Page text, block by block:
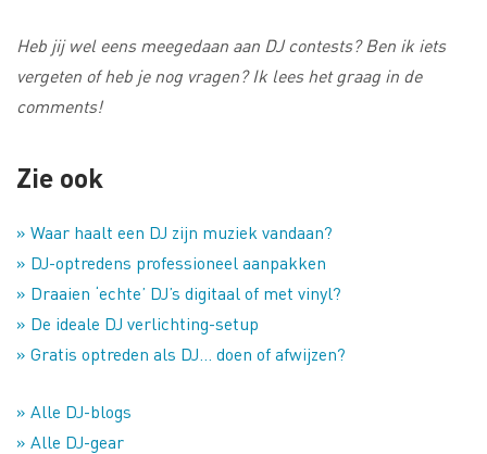
Heb jij wel eens meegedaan aan DJ contests? Ben ik iets
vergeten of heb je nog vragen? Ik lees het graag in de
comments!
Zie ook
» Waar haalt een DJ zijn muziek vandaan?
» DJ-optredens professioneel aanpakken
» Draaien ‘echte’ DJ’s digitaal of met vinyl?
» De ideale DJ verlichting-setup
» Gratis optreden als DJ… doen of afwijzen?
» Alle DJ-blogs
» Alle DJ-gear